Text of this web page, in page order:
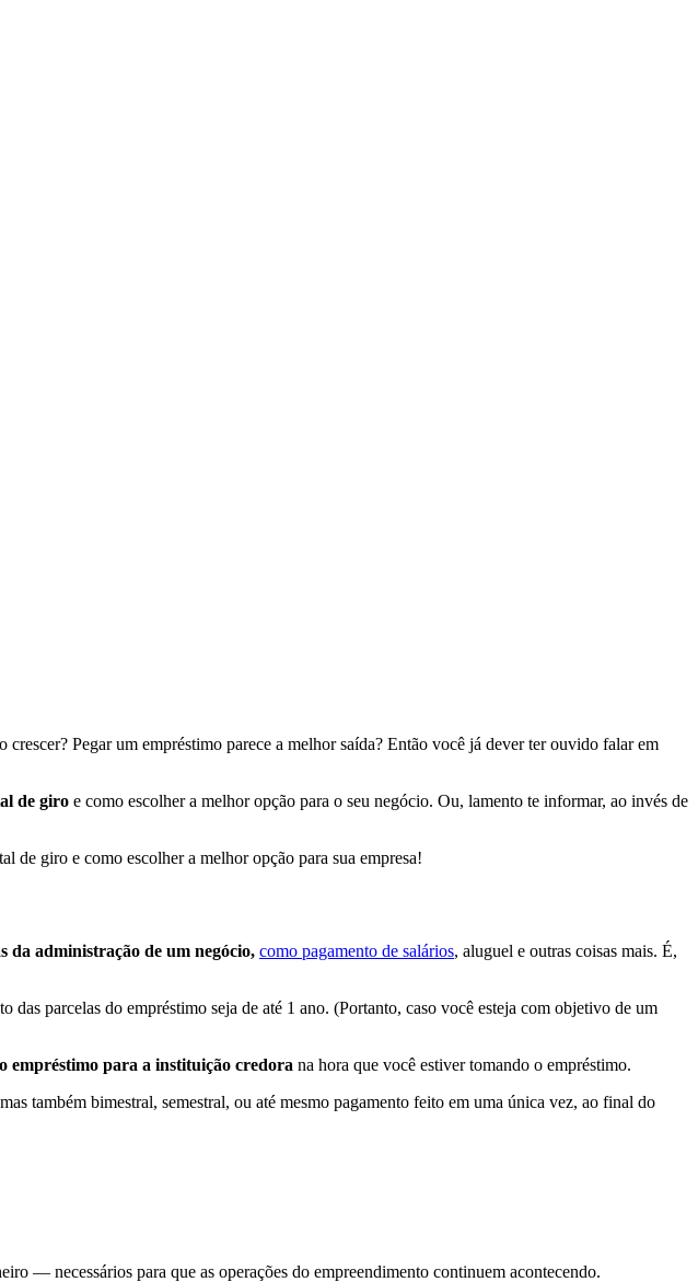
Pegar um empréstimo parece a melhor saída? Então você já dever ter ouvido falar em
de giro e como escolher a melhor opção para o seu negócio. Ou, lamento te informar, ao invés de
de giro e como escolher a melhor opção para sua empresa!
da administração de um negócio, como pagamento de salários, aluguel e outras coisas mais. É,
parcelas do empréstimo seja de até 1 ano. (Portanto, caso você esteja com objetivo de um
empréstimo para a instituição credora na hora que você estiver tomando o empréstimo.
também bimestral, semestral, ou até mesmo pagamento feito em uma única vez, ao final do
— necessários para que as operações do empreendimento continuem acontecendo.